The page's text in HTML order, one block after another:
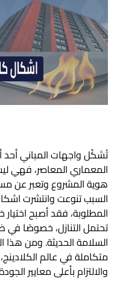
تُشكّل واجهات المباني أحد
المعماري المعاصر، فهي
هوية المشروع وتعبر عن
السبب تنوعت وانتشرت
المطلوبة، فقد أصبح
تحتمل التنازل، خصوصًا في
السلامة الحديثة. ومن هذا
متكاملة في عالم
والالتزام بأعلى معايير